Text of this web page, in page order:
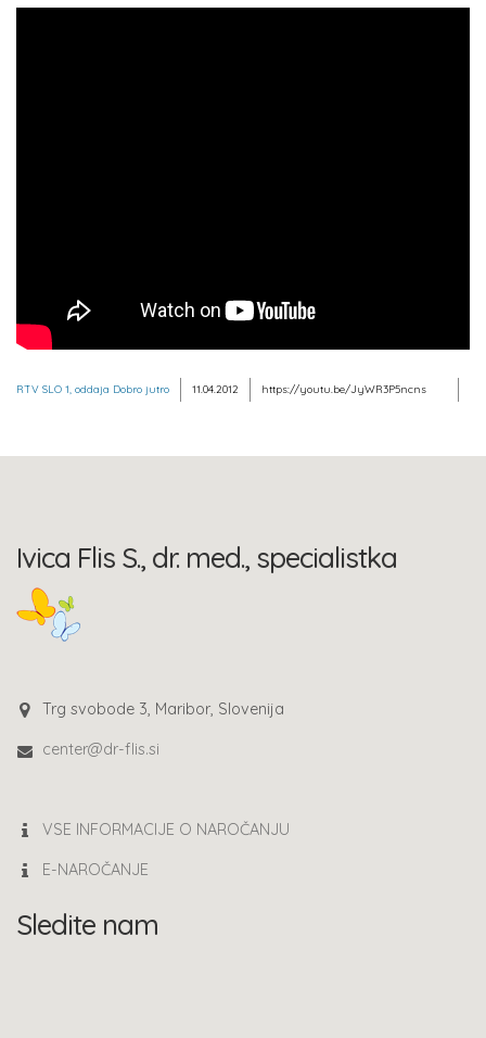
RTV SLO 1, oddaja Dobro jutro 11.04.2012 https://youtu.be/JyWR3P5ncns
Ivica Flis S., dr. med., specialistka
Trg svobode 3, Maribor, Slovenija
center@dr-flis.si
VSE INFORMACIJE O NAROČANJU
E-NAROČANJE
Sledite nam